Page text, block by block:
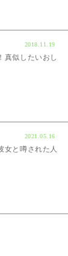
2018.11.19
真似したいおし
2021.05.16
女と噂された人